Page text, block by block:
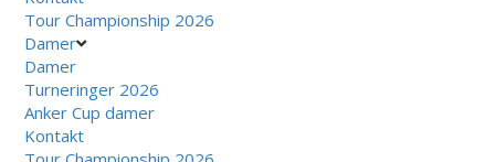
Tour Championship 2026
Damer
Damer
Turneringer 2026
Anker Cup damer
Kontakt